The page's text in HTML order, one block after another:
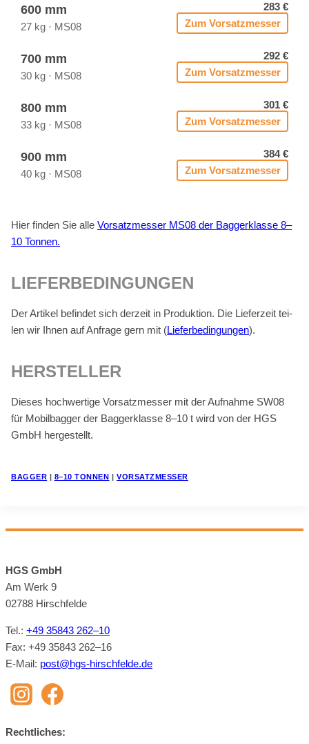
600 mm
27 kg · MS08
283 €
Zum Vor­satz­mes­ser
700 mm
30 kg · MS08
292 €
Zum Vor­satz­mes­ser
800 mm
33 kg · MS08
301 €
Zum Vor­satz­mes­ser
900 mm
40 kg · MS08
384 €
Zum Vor­satz­mes­ser
Hier fin­den Sie alle Vor­satz­mes­ser MS08 der Bag­ger­klas­se 8–
10 Ton­nen.
LIE­FER­BE­DIN­GUN­GEN
Der Ar­ti­kel be­fin­det sich der­zeit in Pro­duk­ti­on. Die Lie­fer­zeit tei­
len wir Ih­nen auf An­fra­ge gern mit (Lie­fer­be­din­gun­gen).
HER­STEL­LER
Die­ses hoch­wer­ti­ge Vor­satz­mes­ser mit der Auf­nah­me SW08
für Mo­bil­bag­ger der Bag­ger­klas­se 8–10 t wird von der HGS
GmbH her­ge­stellt.
BAG­GER | 8–10 TON­NEN |VOR­SATZ­MES­SER
HGS GmbH
Am Werk 9
02788 Hirsch­felde
Tel.: +49 35843 262–10
Fax: +49 35843 262–16
E‑Mail: post@​hgs-​hirschfelde.​de
Recht­li­ches: